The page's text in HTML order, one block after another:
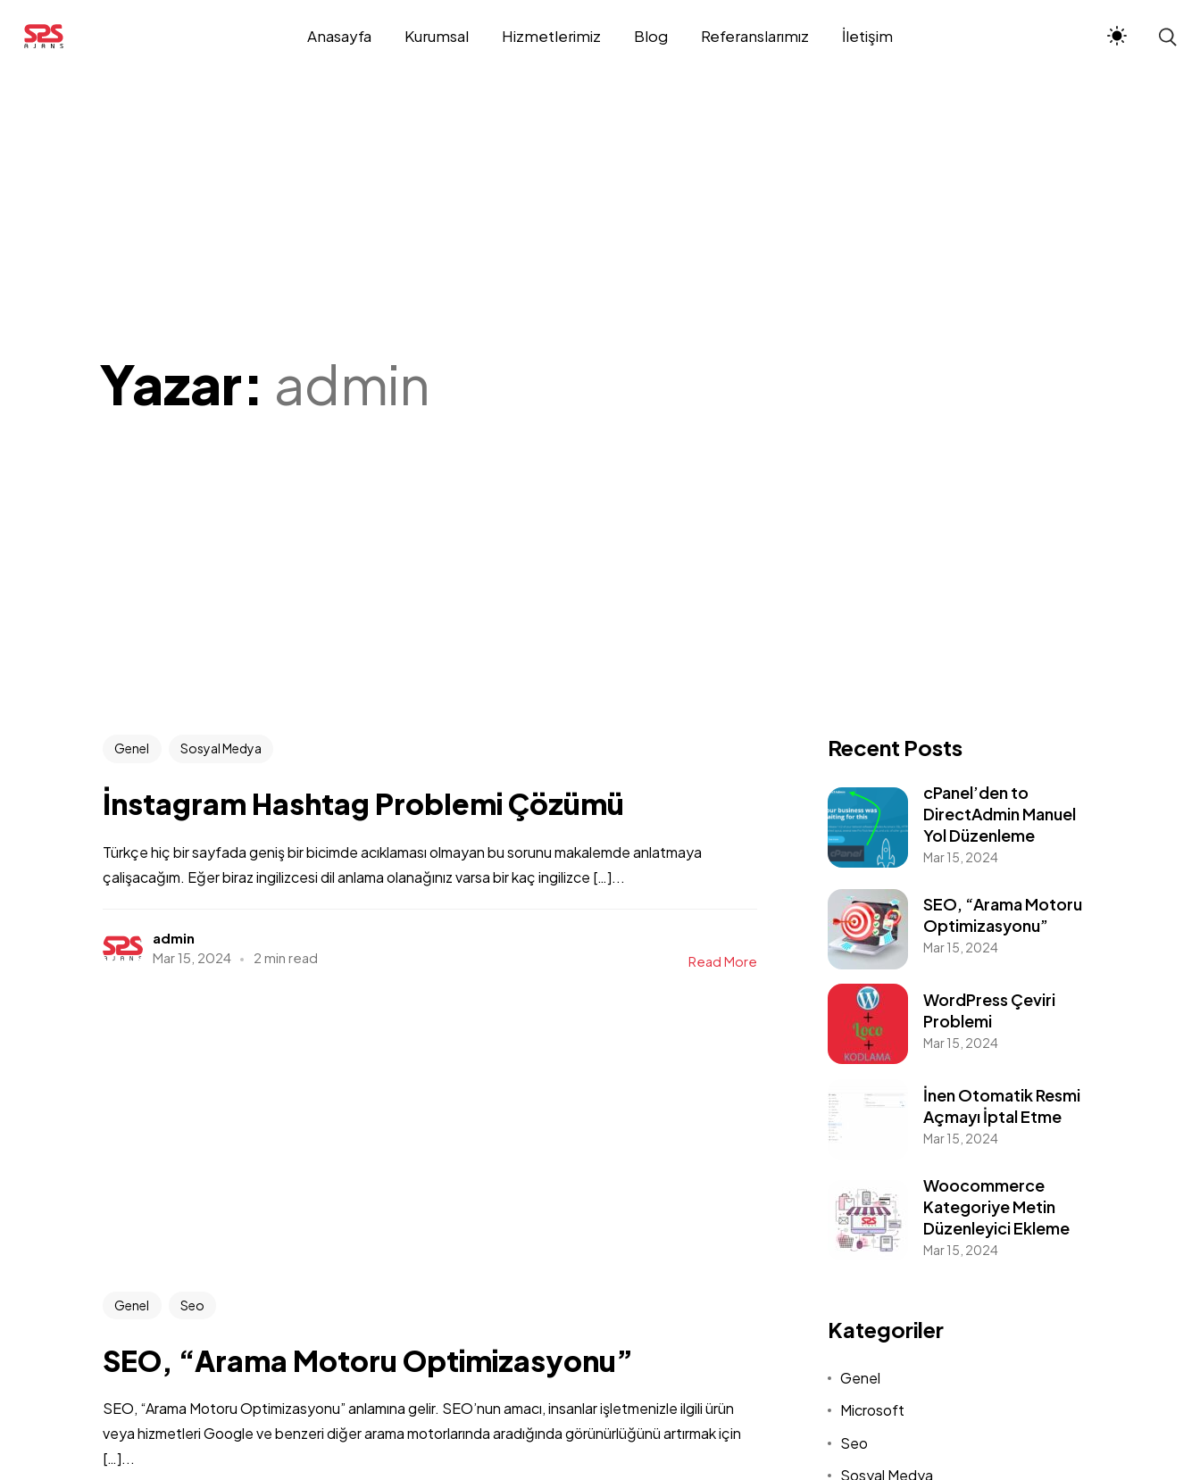
Anasayfa Kurumsal Hizmetlerimiz Blog Referanslarımız İletişim
Yazar: admin
Genel Sosyal Medya
İnstagram Hashtag Problemi Çözümü
Türkçe hiç bir sayfada geniş bir bicimde acıklaması olmayan bu sorunu makalemde anlatmaya
çalişacağım. Eğer biraz ingilizcesi dil anlama olanağınız varsa bir kaç ingilizce […]...
admin
Mar 15, 2024
2 min read Read More
Genel Seo
SEO, “Arama Motoru Optimizasyonu”
SEO, “Arama Motoru Optimizasyonu” anlamına gelir. SEO’nun amacı, insanlar işletmenizle ilgili ürün
veya hizmetleri Google ve benzeri diğer arama motorlarında aradığında görünürlüğünü artırmak için
[…]...
Recent Posts
cPanel’den to
DirectAdmin Manuel
Yol Düzenleme
Mar 15, 2024
SEO, “Arama Motoru
Optimizasyonu”
Mar 15, 2024
WordPress Çeviri
Problemi
Mar 15, 2024
İnen Otomatik Resmi
Açmayı İptal Etme
Mar 15, 2024
Woocommerce
Kategoriye Metin
Düzenleyici Ekleme
Mar 15, 2024
Kategoriler
Genel
Microsoft
Seo
Sosyal Medya